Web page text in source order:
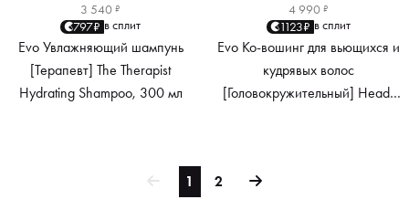
3 540 ₽
797₽ в сплит
Evo Увлажняющий шампунь
[Терапевт] The Therapist
Hydrating Shampoo, 300 мл
4 990 ₽
1123₽ в сплит
Evo Ко-вошинг для вьющихся и
кудрявых волос
[Головокружительный] Heads
1 2